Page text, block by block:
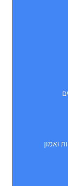
ואמון